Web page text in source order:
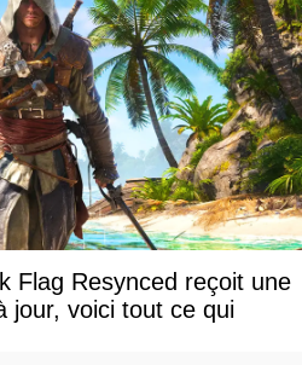
Flag Resynced reçoit une
jour, voici tout ce qui